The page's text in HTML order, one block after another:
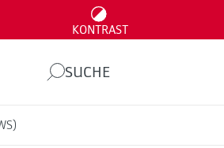
KONTRAST
SUCHE